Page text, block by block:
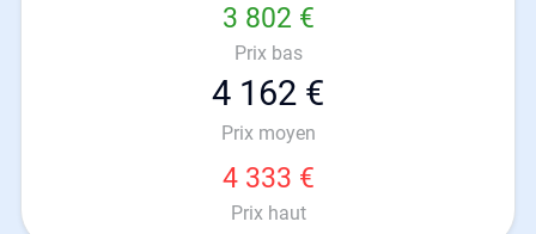
3 802 €
Prix bas
4 162 €
Prix moyen
4 333 €
Prix haut